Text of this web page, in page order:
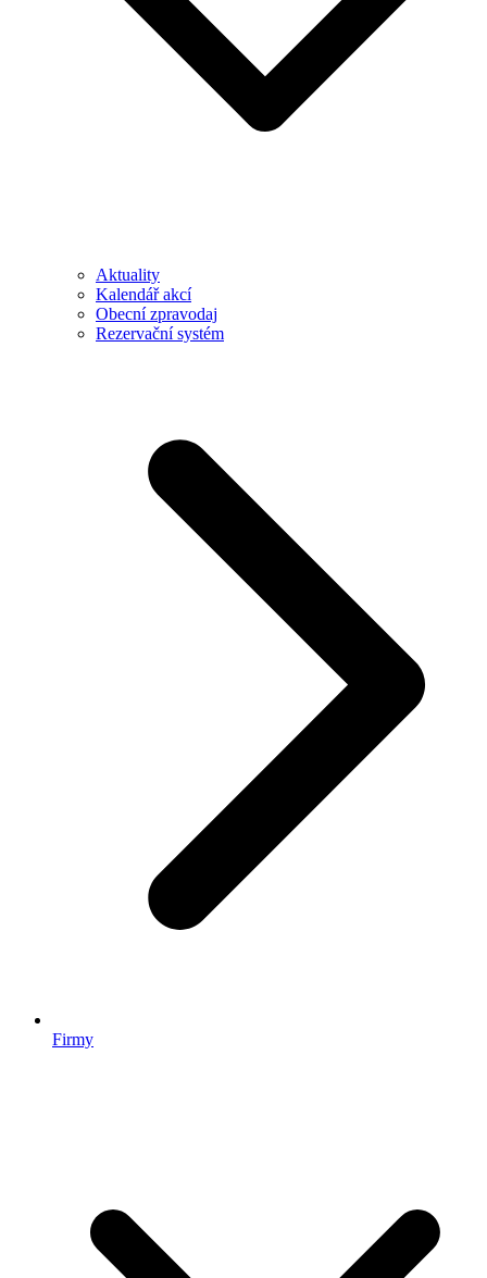
Aktuality
Kalendář akcí
Obecní zpravodaj
Rezervační systém
Firmy